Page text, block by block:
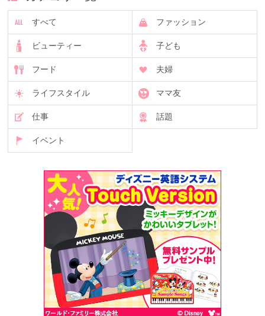
すべて ファッション
ビューティー 子ども
フード 夫婦
ライフスタイル ママ友
仕事 話題
イベント